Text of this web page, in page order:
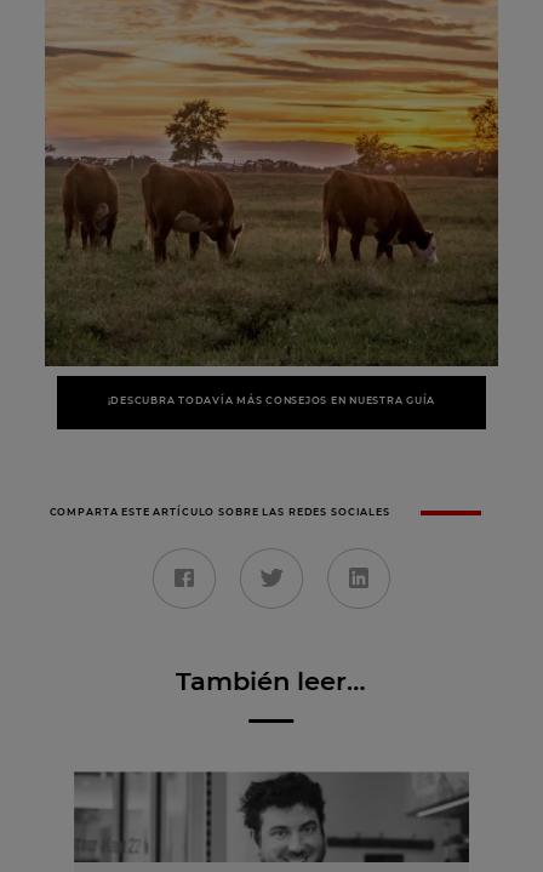
¡DESCUBRA TODAVÍA MÁS CONSEJOS EN NUESTRA GUÍA
COMPARTA ESTE ARTÍCULO SOBRE LAS REDES SOCIALES
También leer…